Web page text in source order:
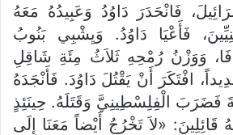
فَانْحَدَرَ دَاوُدُ وَعَبِيدُهُ مَعَهُ
فَأَعْيَا دَاوُدُ. وَيِشْبِي بَنُوبُ
وَوَزْنُ رُمْحِهِ ثَلاَثُ مِئَةِ شَاقِلِ
افْتَكَرَ أَنْ يَقْتُلَ دَاوُدَ. فَأَنْجَدَهُ
فَضَرَبَ الْفِلِسْطِينِيَّ وَقَتَلَهُ. حِينَئِذٍ
«لاَ تَخْرُجُ أَيْضاً مَعَنَا إِلَى